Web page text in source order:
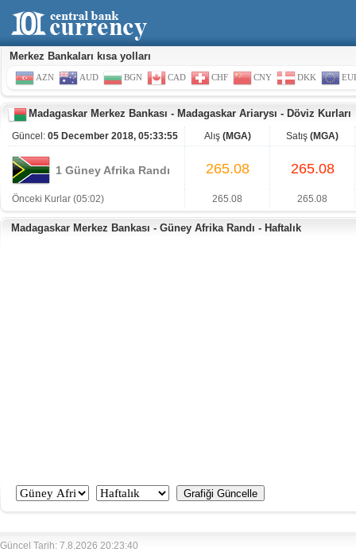
Merkez Bankaları kısa yolları
AZN AUD BGN CAD CHF CNY DKK
Madagaskar Merkez Bankası - Madagaskar Ariarysı - Döviz Kurları
Güncel: 05 December 2018, 05:33:55 Alış (MGA) Satış (MGA)
1 Güney Afrika Randı 265.08 265.08
Önceki Kurlar (05:02) 265.08 265.08
Madagaskar Merkez Bankası - Güney Afrika Randı - Haftalık
Güncel Tarih: 7.8.2026 20:23:40